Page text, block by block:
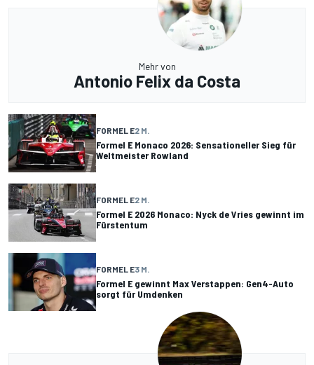
Mehr von
Antonio Felix da Costa
FORMEL E2 M.
Formel E Monaco 2026: Sensationeller Sieg für
Weltmeister Rowland
FORMEL E2 M.
Formel E 2026 Monaco: Nyck de Vries gewinnt im
Fürstentum
FORMEL E3 M.
Formel E gewinnt Max Verstappen: Gen4-Auto
sorgt für Umdenken